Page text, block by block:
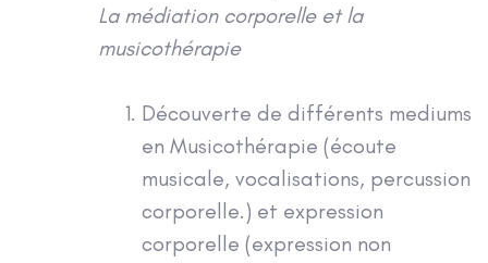
La médiation corporelle et la
musicothérapie
Découverte de différents mediums
en Musicothérapie (écoute
musicale, vocalisations, percussion
corporelle.) et expression
corporelle (expression non